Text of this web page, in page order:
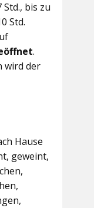
Std., bis zu
Std.
.
wird der
Hause
geweint,